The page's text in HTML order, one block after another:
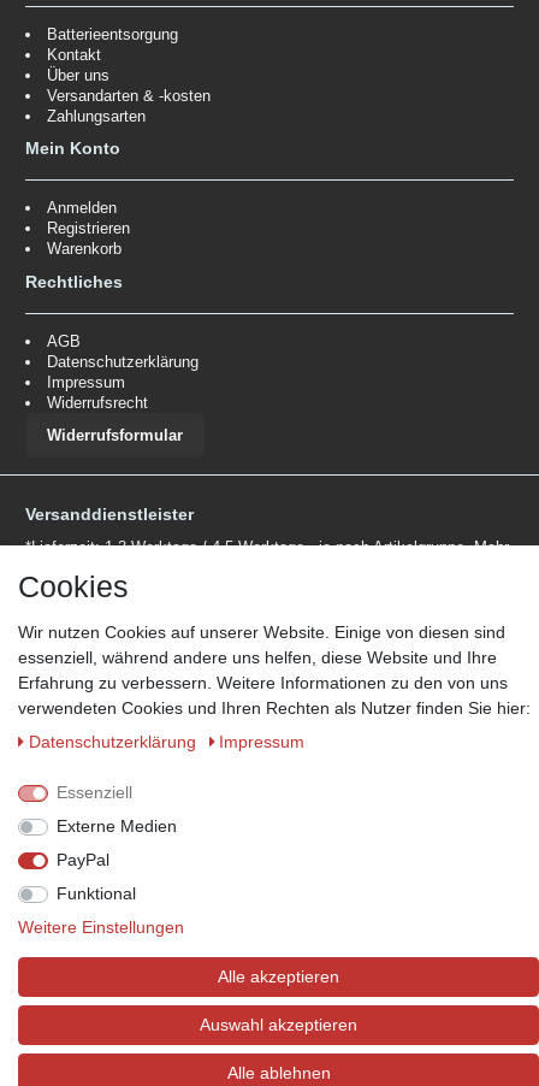
Batterieentsorgung
Kontakt
Über uns
Versandarten & -kosten
Zahlungsarten
Mein Konto
Anmelden
Registrieren
Warenkorb
Rechtliches
AGB
Datenschutzerklärung
Impressum
Widerrufsrecht
Widerrufsformular
Versanddienstleister
*Lieferzeit: 1-3 Werktage / 4-5 Werktage - je nach Artikelgruppe.Mehr
Zahlungsmöglichkeiten
Wir behalten uns das Recht vor im Einzelfall bestimmte
© Copyright 2026 Marabella´s | Alle Rechte vorbehalten. | Grundpreise
Cookies
Wir nutzen Cookies auf unserer Website. Einige von diesen sind
essenziell, während andere uns helfen, diese Website und Ihre
Erfahrung zu verbessern. Weitere Informationen zu den von uns
verwendeten Cookies und Ihren Rechten als Nutzer finden Sie hier:
Daten­schutz­erklärung
Impressum
Essenziell
Externe Medien
PayPal
Funktional
Weitere Einstellungen
Alle akzeptieren
Auswahl akzeptieren
Alle ablehnen